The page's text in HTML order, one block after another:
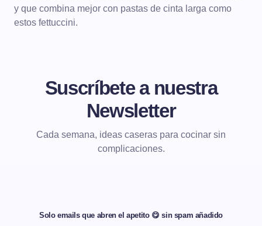
y que combina mejor con pastas de cinta larga como
estos fettuccini.
Suscríbete a nuestra
Newsletter
Cada semana, ideas caseras para cocinar sin
complicaciones.
Solo emails que abren el apetito 😋 sin spam añadido